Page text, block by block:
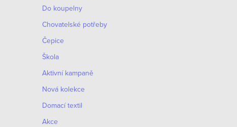
Do koupelny
Chovatelské potřeby
Čepice
Škola
Aktivní kampaně
Nová kolekce
Domací textil
Akce